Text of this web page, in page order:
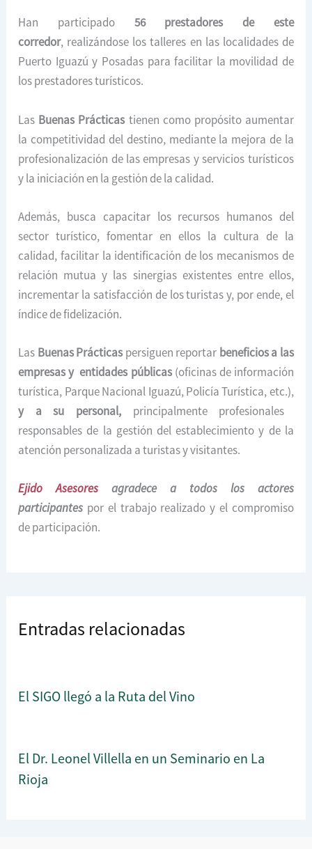
Han participado56 prestadores de este
corredor, realizándose los talleres en las localidades de
Puerto Iguazú y Posadas para facilitar la movilidad de
los prestadores turísticos.
Las Buenas Prácticas tienen como propósito aumentar
la competitividad del destino, mediante la mejora de la
profesionalización de las empresas y servicios turísticos
y la iniciación en la gestión de la calidad.
Además, busca capacitar los recursos humanos del
sector turístico, fomentar en ellos la cultura de la
calidad, facilitar la identificación de los mecanismos de
relación mutua y las sinergias existentes entre ellos,
incrementar la satisfacción de los turistas y, por ende, el
índice de fidelización.
Las Buenas Prácticas persiguen reportar beneficios a las
empresas y entidades públicas(oficinas de información
turística, Parque Nacional Iguazú, Policía Turística, etc.),
y a su personal, principalmente profesionales
responsables de la gestión del establecimiento y de la
atención personalizada a turistas y visitantes.
Ejido Asesores
agradece a todos los actores
participantes por el trabajo realizado y el compromiso
de participación.
Entradas relacionadas
El SIGO llegó a la Ruta del Vino
El Dr. Leonel Villella en un Seminario en La
Rioja